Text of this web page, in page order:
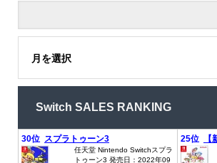
月を選択
Switch SALES RANKING